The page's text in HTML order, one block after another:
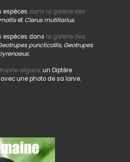
espèces dans la galerie des
et Clerus mutillarius.
espèces dans la galerie des
puncticollis, Geotrupes
eligans,un Diptère
une photo de sa larve.